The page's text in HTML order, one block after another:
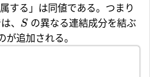
する」は同値である。つまり
、 S の異なる連結成分を結ぶ
追加される。